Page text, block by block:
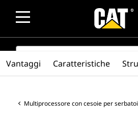
SEARCH
Multiprocessore con cesoie per serbatoi
Vantaggi Caratteristiche